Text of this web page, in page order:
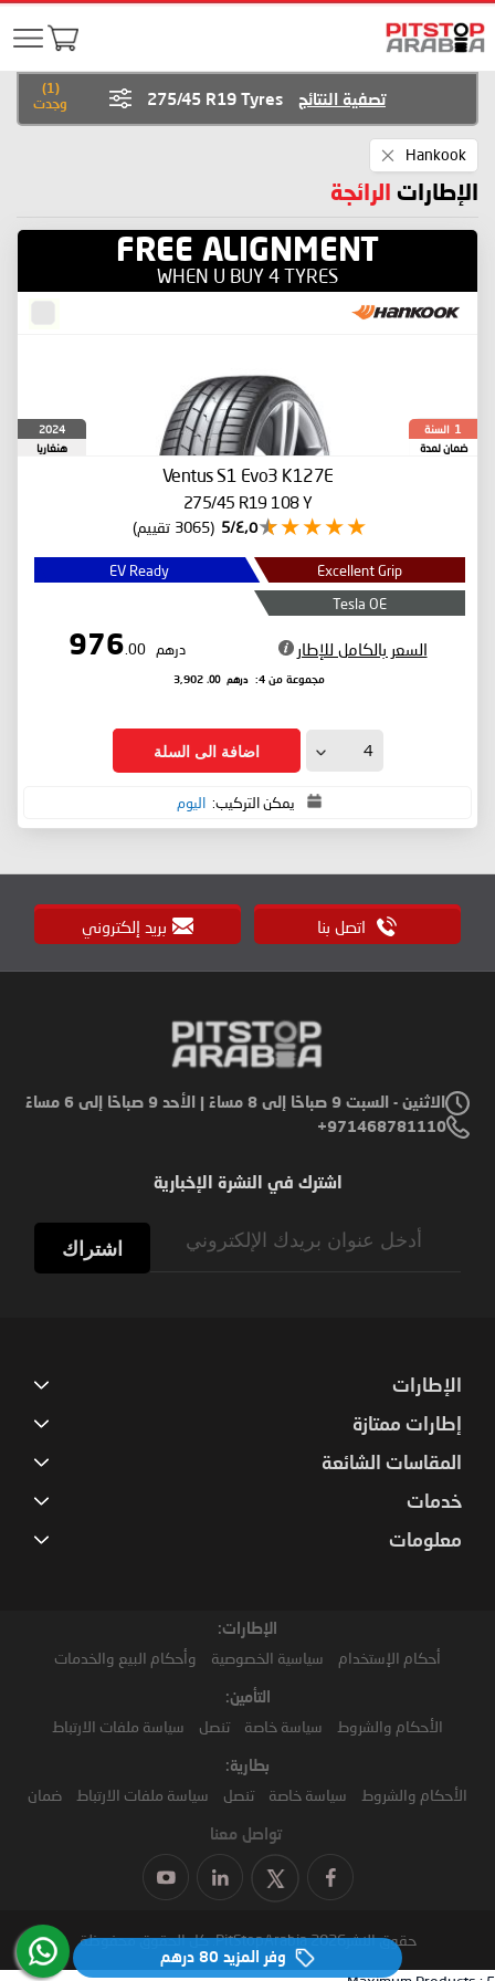
(
1
)
وجدت
تصفية النتائج 275/45 R19 Tyres
Hankook
This
Item
الإطارات الرائجة
FREE ALIGNMENT
WHEN U BUY 4 TYRES
1 السنة
ضمان لمدة
2024
هنغاريا
Ventus S1 Evo3 K127E
275/45 R19 108 Y
٤٫٥/5 (3065 تقييم)
Excellent Grip
EV Ready
Tesla OE
السعر بالكامل للإطار درهم 976
.00
مجموعة من 4: درهم 3,902
.00
اضافة الى السلة
يمكن التركيب: اليوم
وفر المزيد 80 درهم‏
اتصل بنا بريد إلكتروني
الاثنين - السبت 9 صباحًا إلى 8 مساءً | الأحد 9 صباحًا إلى 6 مساءً
971468781110+
اشترك في النشرة الإخبارية
اشتراك
الإطارات
إطارات ممتازة
المقاسات الشائعة
خدمات
معلومات
الإطارات:
أحكام الإستخدام سياسية الخصوصية وأحكام البيع والخدمات
التأمين:
الأحكام والشروط سياسة خاصة تنصل سياسة ملفات الارتباط
بطارية:
الأحكام والشروط سياسة خاصة تنصل سياسة ملفات الارتباط ضمان
تواصل معنا
حقوق النشر2026 PitStopArabia. كل الحقوق محفوظة